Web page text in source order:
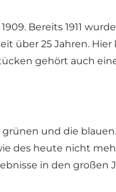
Bereits 1911
über 25 Jahren.
gehört auch
und die
des heute nicht
in den großen